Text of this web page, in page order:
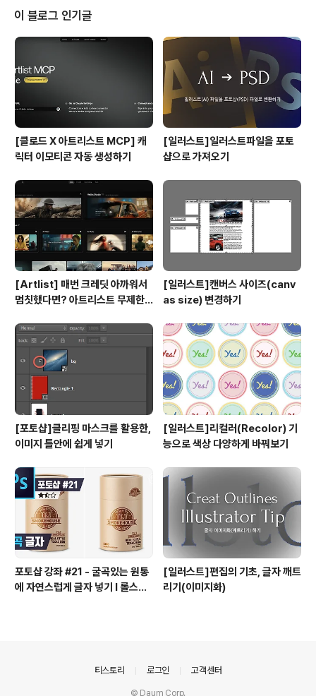
난 요소와 더불어 고급스러움을 더했습니다. 로고 제작 후
에도 간판, X배너, 명함, 메뉴판등 전체 디자인을 브랜딩 하
게 되었습니다.
이 블로그 인기글
[클로드 X 아트리스트 MCP] 캐
릭터 이모티콘 자동 생성하기
[일러스트]일러스트파일을 포토
샵으로 가져오기
[Artlist] 매번 크레딧 아까워서
멈칫했다면? 아트리스트 무제한
[일러스트]캔버스 사이즈(canv
as size) 변경하기
[포토샵]클리핑 마스크를 활용한,
이미지 틀안에 쉽게 넣기
[일러스트]리컬러(Recolor) 기
능으로 색상 다양하게 바꿔보기
포토샵 강좌 #21 - 굴곡있는 원통
에 자연스럽게 글자 넣기 I 롤스토
[일러스트]편집의 기초, 글자 깨트
리기(이미지화)
티스토리 로그인 고객센터
© Daum Corp.